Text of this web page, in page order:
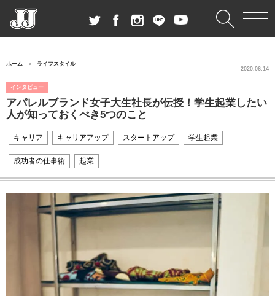
ホーム ライフスタイル
インタビュー
アパレルブランド女子大生社長が伝授！学生起業したい
人が知っておくべき5つのこと
2020.06.14
キャリア キャリアアップ スタートアップ 学生起業
成功者の仕事術 起業